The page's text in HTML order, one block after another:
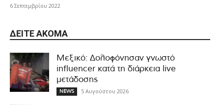
6 Σεπτεμβρίου 2022
ΔΕΊΤΕ ΑΚΌΜΑ
Μεξικό: Δολοφόνησαν γνωστό
influencer κατά τη διάρκεια live
μετάδοσης
NEWS 5 Αυγούστου 2026